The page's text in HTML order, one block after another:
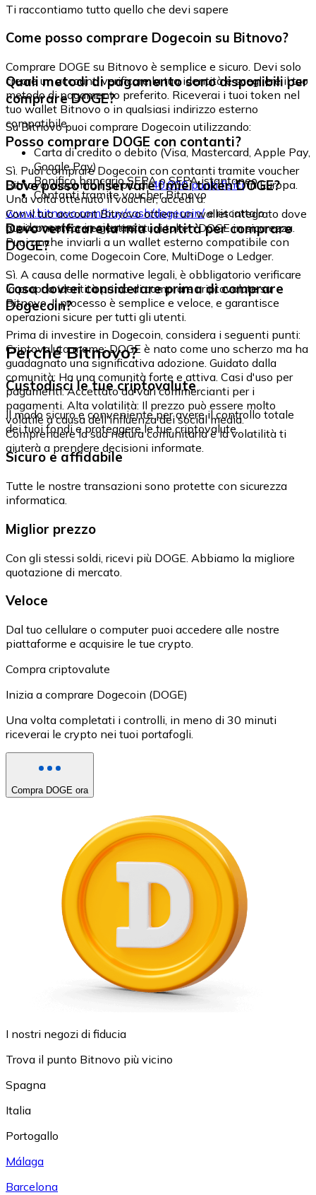
Ti raccontiamo tutto quello che devi sapere
Come posso comprare Dogecoin su Bitnovo?
Comprare DOGE su Bitnovo è semplice e sicuro. Devi solo
creare un account, verificare la tua identità e scegliere il tuo
metodo di pagamento preferito. Riceverai i tuoi token nel
tuo wallet Bitnovo o in qualsiasi indirizzo esterno
compatibile.
Quali metodi di pagamento sono disponibili per
comprare DOGE?
Su Bitnovo puoi comprare Dogecoin utilizzando:
Carta di credito o debito (Visa, Mastercard, Apple Pay,
Google Pay)
Bonifico bancario SEPA o SEPA istantaneo
Contanti tramite voucher Bitnovo
Posso comprare DOGE con contanti?
Sì. Puoi comprare Dogecoin con contanti tramite voucher
Bitnovo, disponibili in più di40.000 punti fisiciin Europa.
Una volta ottenuto il voucher, accedi a:
www.bitnovo.com/buy/cash/dogecoin/e riscattalo
rapidamente e in sicurezza.
Dove posso conservare i miei token DOGE?
Con il tuo account Bitnovo ottieni un wallet integrato dove
puoi conservare e gestire i tuoi token DOGE in sicurezza.
Puoi anche inviarli a un wallet esterno compatibile con
Dogecoin, come Dogecoin Core, MultiDoge o Ledger.
Devo verificare la mia identità per comprare
DOGE?
Sì. A causa delle normative legali, è obbligatorio verificare
la propria identità prima di comprare criptovalute su
Bitnovo. Il processo è semplice e veloce, e garantisce
operazioni sicure per tutti gli utenti.
Cosa dovrei considerare prima di comprare
Dogecoin?
Prima di investire in Dogecoin, considera i seguenti punti:
Criptovaluta meme: DOGE è nato come uno scherzo ma ha
guadagnato una significativa adozione. Guidato dalla
comunità: Ha una comunità forte e attiva. Casi d'uso per
pagamenti: Accettato da vari commercianti per i
pagamenti. Alta volatilità: Il prezzo può essere molto
volatile a causa dell'influenza dei social media.
Comprendere la sua natura comunitaria e la volatilità ti
aiuterà a prendere decisioni informate.
Perché Bitnovo?
Custodisci le tue criptovalute
Il modo sicuro e conveniente per avere il controllo totale
dei tuoi fondi e proteggere le tue criptovalute.
Sicuro e affidabile
Tutte le nostre transazioni sono protette con sicurezza
informatica.
Miglior prezzo
Con gli stessi soldi, ricevi più DOGE. Abbiamo la migliore
quotazione di mercato.
Veloce
Dal tuo cellulare o computer puoi accedere alle nostre
piattaforme e acquisire le tue crypto.
Compra criptovalute
Inizia a comprare Dogecoin (DOGE)
Una volta completati i controlli, in meno di 30 minuti
riceverai le crypto nei tuoi portafogli.
Compra DOGE ora
I nostri negozi di fiducia
Trova il punto Bitnovo più vicino
Spagna
Italia
Portogallo
Málaga
Barcelona